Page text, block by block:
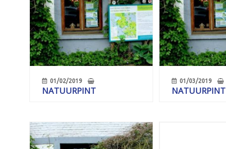
01/02/2019
NATUURPINT
01/03/2019
NATUURPINT